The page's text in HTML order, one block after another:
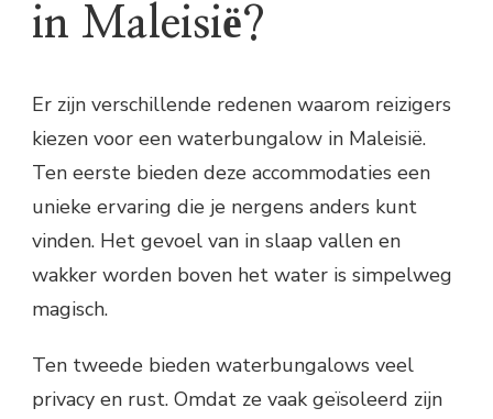
in Maleisië?
Er zijn verschillende redenen waarom reizigers
kiezen voor een waterbungalow in Maleisië.
Ten eerste bieden deze accommodaties een
unieke ervaring die je nergens anders kunt
vinden. Het gevoel van in slaap vallen en
wakker worden boven het water is simpelweg
magisch.
Ten tweede bieden waterbungalows veel
privacy en rust. Omdat ze vaak geïsoleerd zijn